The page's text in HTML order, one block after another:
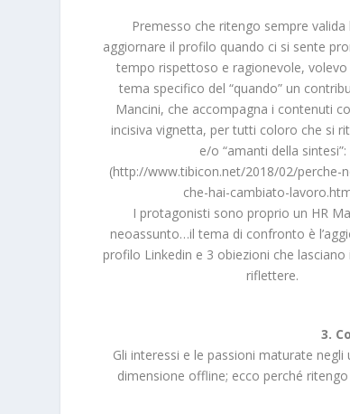
Premesso che ritengo sempre valida
aggiornare il profilo quando ci si sente
tempo rispettoso e ragionevole, volevo
tema specifico del “quando” un
Mancini, che accompagna i contenuti
incisiva vignetta, per tutti coloro che si
e/o “amanti della sintesi”:
(http://www.tibicon.net/2018/02/perche-
che-hai-cambiato-
I protagonisti sono proprio un HR
neoassunto…il tema di confronto è
profilo Linkedin e 3 obiezioni che
riflettere.
3.
Gli interessi e le passioni maturate
dimensione offline; ecco perché